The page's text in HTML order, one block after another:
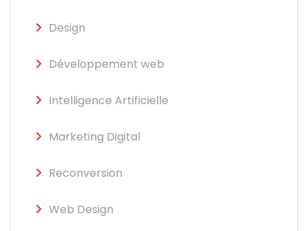
Design
Développement web
Intelligence Artificielle
Marketing Digital
Reconversion
Web Design